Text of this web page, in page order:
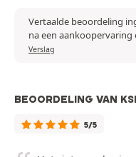
Vertaalde beoordeling
na een aankoopervaring
Verslag
BEOORDELING VAN
5/5